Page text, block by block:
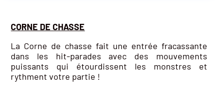
CORNE DE CHASSE
La Corne de chasse fait une entrée fracassante
dans les hit-parades avec des mouvements
puissants qui étourdissent les monstres et
rythment votre partie !